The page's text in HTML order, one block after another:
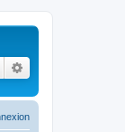
Rechercher